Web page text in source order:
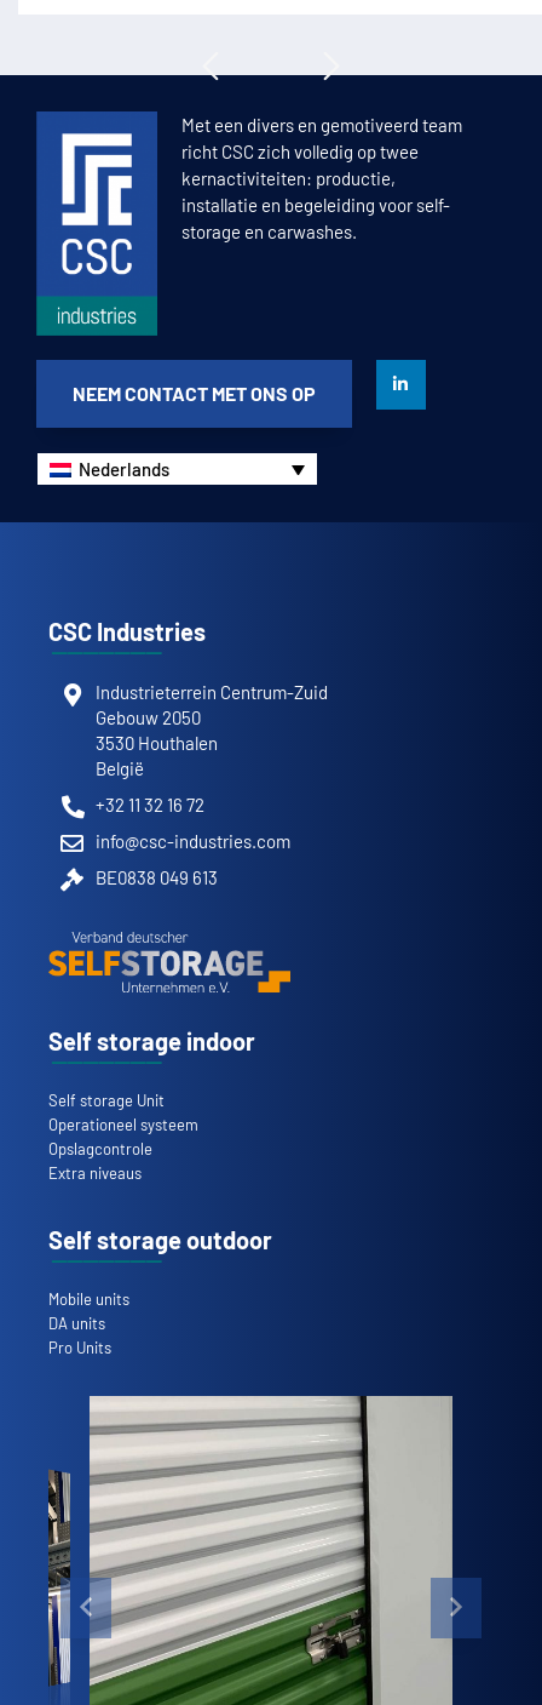
Met een divers en gemotiveerd team
richt CSC zich volledig op twee
kernactiviteiten: productie,
installatie en begeleiding voor self-
storage en carwashes.
NEEM CONTACT MET ONS OP
Nederlands
CSC Industries
Industrieterrein Centrum-Zuid
Gebouw 2050
3530 Houthalen
België
+32 11 32 16 72
info@csc-industries.com
BE0838 049 613
Self storage indoor
Self storage Unit
Operationeel systeem
Opslagcontrole
Extra niveaus
Self storage outdoor
Mobile units
DA units
Pro Units